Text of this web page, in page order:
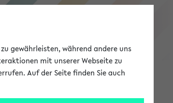
eKVV
gewährleisten, während andere uns
mit unserer Webseite zu
Auf der Seite finden Sie auch